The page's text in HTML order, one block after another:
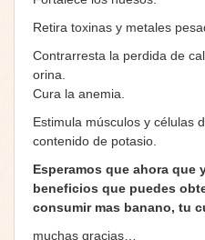
Retira toxinas y metales
Contrarresta la perdida de
orina.
Cura la anemia.
Estimula músculos y células
contenido de potasio.
Esperamos que ahora que
beneficios que puedes
consumir mas banano, tu
muchas gracias…